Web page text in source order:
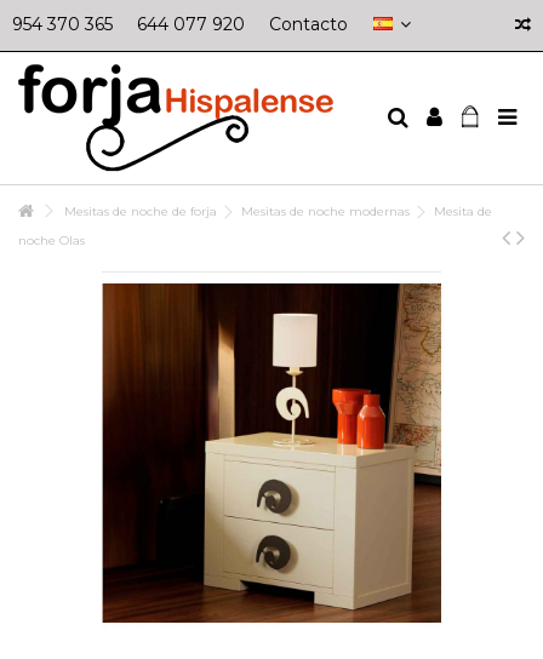
954 370 365 644 077 920 Contacto
Mesitas de noche de forja Mesitas de noche modernas
Mesita de
noche Olas